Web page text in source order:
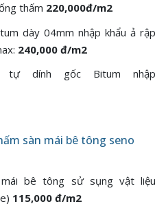
thấm 220,000đ/m2
dày 04mm nhập khẩu ả rập
240,000 đ/m2
tự dính gốc Bitum nhập
sàn mái bê tông seno
bê tông sử sụng vật liệu
115,000 đ/m2